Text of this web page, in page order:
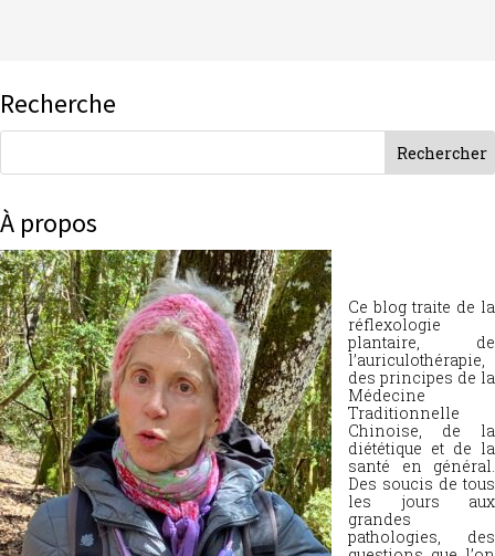
Recherche
À propos
Ce blog traite de la
réflexologie
plantaire, de
l’auriculothérapie,
des principes de la
Médecine
Traditionnelle
Chinoise, de la
diététique et de la
santé en général.
Des soucis de tous
les jours aux
grandes
pathologies, des